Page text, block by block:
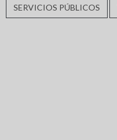
SERVICIOS PÚBLICOS